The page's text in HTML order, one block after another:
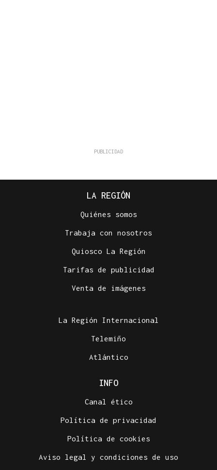
LA REGIÓN
Quiénes somos
Trabaja con nosotros
Quiosco La Región
Tarifas de publicidad
Venta de imágenes
La Región Internacional
Telemiño
Atlántico
INFO
Canal ético
Política de privacidad
Política de cookies
Aviso legal y condiciones de uso